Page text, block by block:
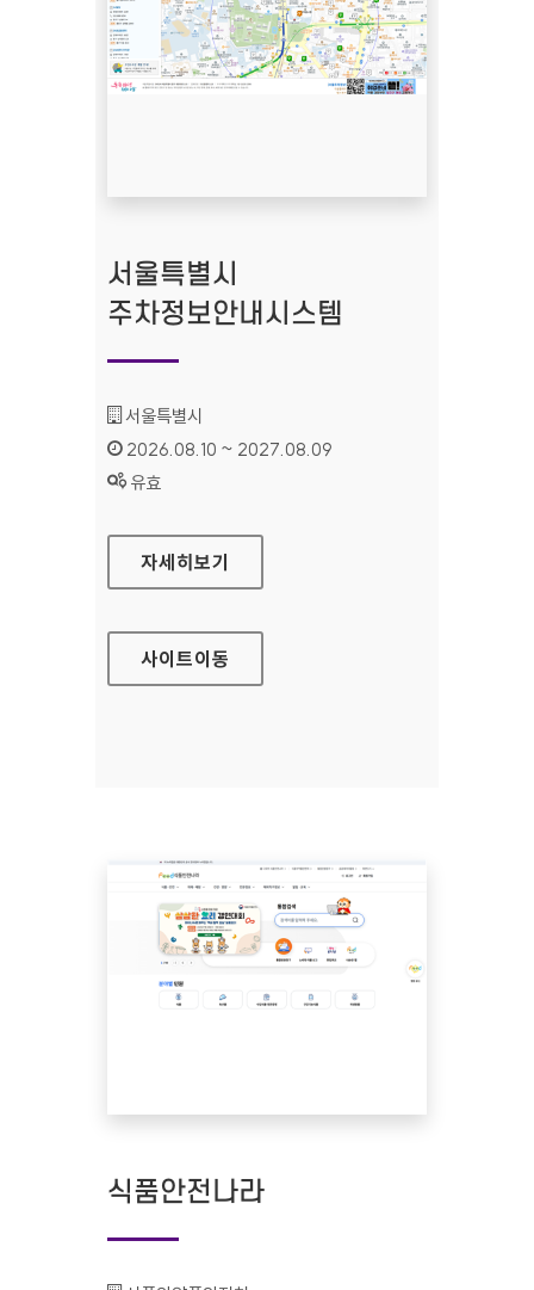
서울특별시
주차정보안내시스템
기관명 :
서울특별시
인증기간 :
2026.08.10 ~ 2027.08.09
상태 :
유효
서울특별시 주차정보안내시스템
자세히보기
사이트이동
식품안전나라